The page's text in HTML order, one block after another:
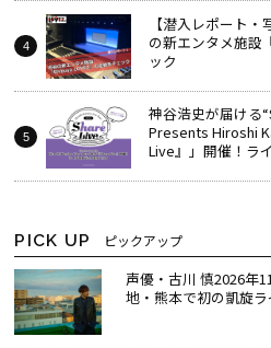
【潜入レポート
の新エンタメ施設
ック
神谷浩史が届ける
Presents Hiroshi
Live』」開催！ラ
PICK UP ピックアップ
声優・古川 慎2026年
地・熊本で初の凱旋